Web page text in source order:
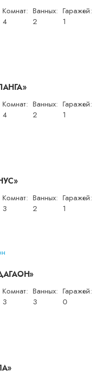
Комнат:
4
Ванных:
2
Гаражей:
1
Комнат:
4
Ванных:
2
Гаражей:
1
Комнат:
3
Ванных:
2
Гаражей:
1
Комнат:
3
Ванных:
3
Гаражей:
0